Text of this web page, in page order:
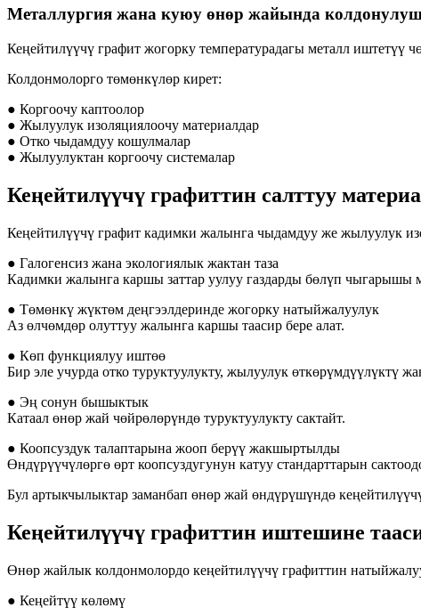
Металлургия жана куюу өнөр жайында
Кеңейтилүүчү графит жогорку температурадагы металл
Колдонмолорго төмөнкүлөр кирет:
● Коргоочу каптоолор
● Жылуулук изоляциялоочу материалдар
● Отко чыдамдуу кошулмалар
● Жылуулуктан коргоочу системалар
Кеңейтилүүчү графиттин салттуу
Кеңейтилүүчү графит кадимки жалынга чыдамдуу же жылуулук
● Галогенсиз жана экологиялык жактан таза
Кадимки жалынга каршы заттар уулуу газдарды бөлүп чыгарышы
● Төмөнкү жүктөм деңгээлдеринде жогорку натыйжалуулук
Аз өлчөмдөр олуттуу жалынга каршы таасир бере алат.
● Көп функциялуу иштөө
Бир эле учурда отко туруктуулукту, жылуулук өткөрүмдүүлүктү
● Эң сонун бышыктык
Катаал өнөр жай чөйрөлөрүндө туруктуулукту сактайт.
● Коопсуздук талаптарына жооп берүү жакшыртылды
Өндүрүүчүлөргө өрт коопсуздугунун катуу стандарттарын
Бул артыкчылыктар заманбап өнөр жай өндүрүшүндө
Кеңейтилүүчү графиттин иштешине
Өнөр жайлык колдонмолордо кеңейтилүүчү графиттин
● Кеңейтүү көлөмү